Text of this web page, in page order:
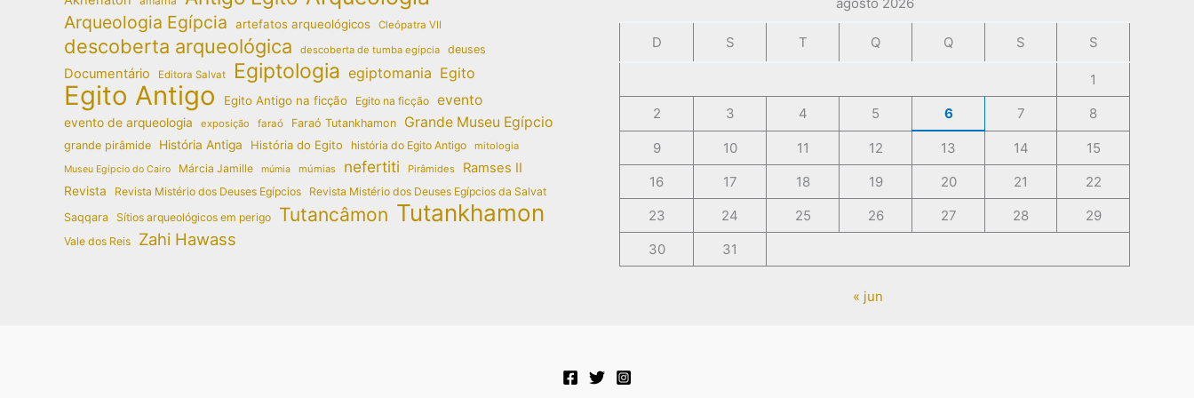
Arqueologia Egípcia artefatos arqueológicos Cleópatra VII
descoberta arqueológica descoberta de tumba egípcia deuses
Documentário Editora Salvat Egiptologia egiptomania Egito
Egito Antigo Egito Antigo na ficção Egito na ficção evento
evento de arqueologia exposição faraó Faraó Tutankhamon Grande Museu Egípcio
grande pirâmide História Antiga História do Egito história do Egito Antigo mitologia
Museu Egípcio do Cairo Márcia Jamille múmia múmias nefertiti Pirâmides Ramses II
Revista Revista Mistério dos Deuses Egípcios
Revista Mistério dos Deuses Egípcios da Salvat
Saqqara Sítios arqueológicos em perigo Tutancâmon Tutankhamon
Vale dos Reis Zahi Hawass
D S T Q Q S S
1
2
3 4 5 6 7 8
9 10 11 12 13 14
15
16
17 18 19 20 21
22
23
24 25 26 27 28
29
30
31
« jun